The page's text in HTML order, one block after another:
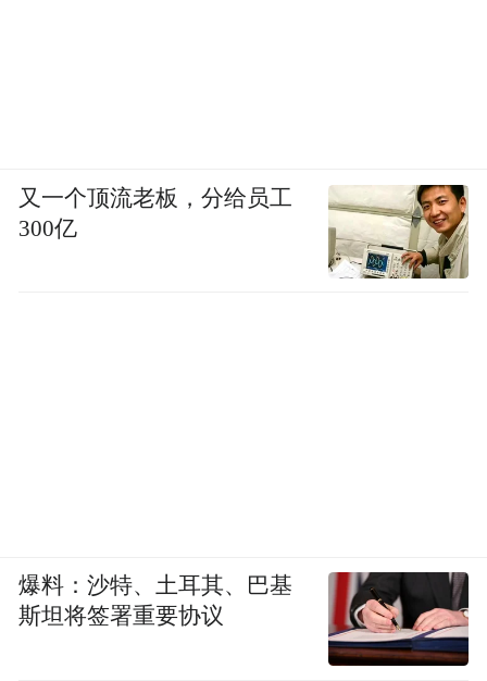
又一个顶流老板，分给员工
300亿
爆料：沙特、土耳其、巴基
斯坦将签署重要协议